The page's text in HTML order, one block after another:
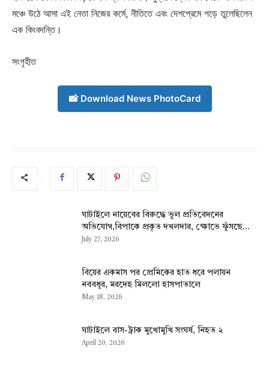
মঞ্চে উঠে আসা এই নেতা নিজের কর্মে, নীতিতে এবং দেশপ্রেমে গড়ে তুলেছিলেন
এক কিংবদন্তি।
সংগৃহীত
📸 Download News PhotoCard
ঘাটাইলে নায়েবের বিরুদ্ধে ভুল প্রতিবেদনের
অভিযোগ,বিপাকে প্রকৃত দখলদার, ক্ষোভে ফুঁসছে...
July 27, 2026
বিয়ের একমাস পর প্রেমিকের হাত ধরে পলায়ন
নববধূর, মরদেহ মিললো হাসপাতালে
May 18, 2026
ঘাটাইলে বাস-ট্রাক মুখোমুখি সংঘর্ষ, নিহত ২
April 20, 2026